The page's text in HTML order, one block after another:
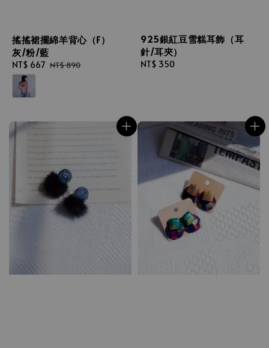
搖搖裙擺綿羊背心（F）
灰/粉/藍
Sale
price
NT$ 667 Regular
NT$ 890
925銀紅豆雪糕耳飾（耳
針/耳夾）
Regular
NT$ 350